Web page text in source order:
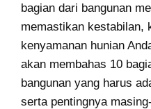
bagian dari bangunan
memastikan kestabilan,
kenyamanan hunian
akan membahas 10
bangunan yang harus
serta pentingnya